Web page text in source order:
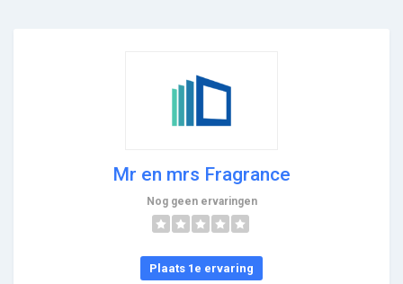
Mr en mrs Fragrance
Nog geen ervaringen
Plaats 1e ervaring